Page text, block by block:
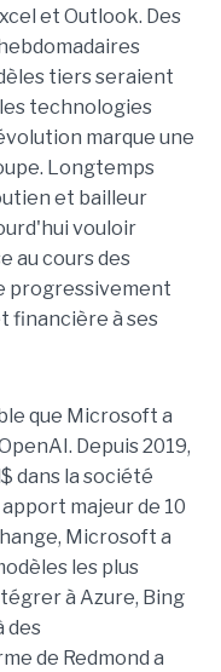
et Outlook. Des
tiers seraient
technologies
marque une
Longtemps
et bailleur
vouloir
au cours des
progressivement
financière à ses
que Microsoft a
Depuis 2019,
dans la société
majeur de 10
Microsoft a
les plus
à Azure, Bing
des
de Redmond a